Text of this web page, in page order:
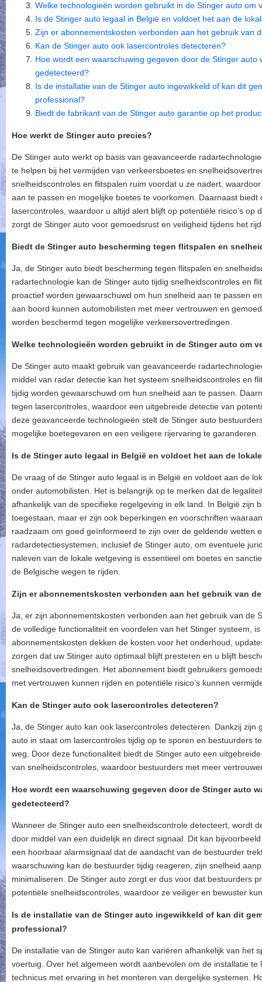
Welke technologieën worden gebruikt in de Stinger auto om
Is de Stinger auto legaal in België en voldoet het aan de
Zijn er abonnementskosten verbonden aan het gebruik van
Kan de Stinger auto ook lasercontroles detecteren?
Hoe wordt een waarschuwing gegeven door de Stinger
gedetecteerd?
Is de installatie van de Stinger auto ingewikkeld of kan dit
professional?
Biedt de fabrikant van de Stinger auto garantie op het
Hoe werkt de Stinger auto precies?
De Stinger auto werkt op basis van geavanceerde
te helpen bij het vermijden van verkeersboetes en
snelheidscontroles en flitspalen ruim voordat u ze nadert,
aan te passen en mogelijke boetes te voorkomen. Daarnaast
lasercontroles, waardoor u altijd alert blijft op potentiële risico’s op
zorgt de Stinger auto voor gemoedsrust en veiligheid tijdens het
Biedt de Stinger auto bescherming tegen flitspalen en
Ja, de Stinger auto biedt bescherming tegen flitspalen en
radartechnologie kan de Stinger auto tijdig snelheidscontroles en
proactief worden gewaarschuwd om hun snelheid aan te passen
aan boord kunnen automobilisten met meer vertrouwen en
worden beschermd tegen mogelijke verkeersovertredingen.
Welke technologieën worden gebruikt in de Stinger auto om
De Stinger auto maakt gebruik van geavanceerde
middel van radar detectie kan het systeem snelheidscontroles en
tijdig worden gewaarschuwd om hun snelheid aan te passen.
tegen lasercontroles, waardoor een uitgebreide detectie van
deze geavanceerde technologieën stelt de Stinger auto
mogelijke boetegevaren en een veiligere rijervaring te garanderen.
Is de Stinger auto legaal in België en voldoet het aan de
De vraag of de Stinger auto legaal is in België en voldoet aan de
onder automobilisten. Het is belangrijk op te merken dat de
afhankelijk van de specifieke regelgeving in elk land. In België zijn
toegestaan, maar er zijn ook beperkingen en voorschriften
raadzaam om goed geïnformeerd te zijn over de geldende wetten
radardetectiesystemen, inclusief de Stinger auto, om eventuele
naleven van de lokale wetgeving is essentieel om boetes en
de Belgische wegen te rijden.
Zijn er abonnementskosten verbonden aan het gebruik van
Ja, er zijn abonnementskosten verbonden aan het gebruik van de
de volledige functionaliteit en voordelen van het Stinger systeem,
abonnementskosten dekken de kosten voor het onderhoud,
zorgen dat uw Stinger auto optimaal blijft presteren en u blijft
snelheidsovertredingen. Het abonnement biedt gebruikers
met vertrouwen kunnen rijden en potentiële risico’s kunnen
Kan de Stinger auto ook lasercontroles detecteren?
Ja, de Stinger auto kan ook lasercontroles detecteren. Dankzij zijn
auto in staat om lasercontroles tijdig op te sporen en bestuurders
weg. Door deze functionaliteit biedt de Stinger auto een
van snelheidscontroles, waardoor bestuurders met meer
Hoe wordt een waarschuwing gegeven door de Stinger auto
gedetecteerd?
Wanneer de Stinger auto een snelheidscontrole detecteert, wordt
door middel van een duidelijk en direct signaal. Dit kan
een hoorbaar alarmsignaal dat de aandacht van de bestuurder
waarschuwing kan de bestuurder tijdig reageren, zijn snelheid
minimaliseren. De Stinger auto zorgt er dus voor dat bestuurders
potentiële snelheidscontroles, waardoor ze veiliger en bewuster
Is de installatie van de Stinger auto ingewikkeld of kan dit
professional?
De installatie van de Stinger auto kan variëren afhankelijk van het
voertuig. Over het algemeen wordt aanbevolen om de installatie
technicus met ervaring in het monteren van dergelijke systemen.